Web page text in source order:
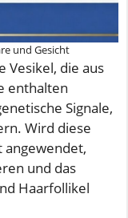
und Gesicht
Vesikel, die aus
enthalten
Signale,
Wird diese
angewendet,
und das
Haarfollikel